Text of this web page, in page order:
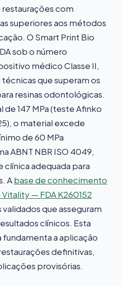
com
superiores aos métodos
O Smart Print Bio
sob o número
médico Classe II,
que superam os
resinas odontológicas.
147 MPa (teste Afinko
o material excede
de 60 MPa
ABNT NBR ISO 4049,
adequada para
Abase de conhecimento
— FDA K260152
que asseguram
clínicos. Esta
a aplicação
definitivas,
provisórias.